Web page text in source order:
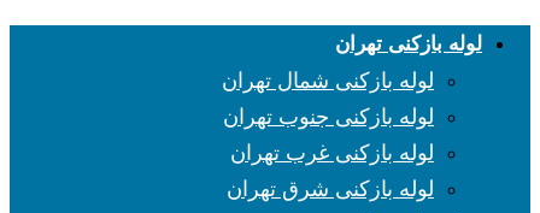
لوله بازکنی تهران
لوله بازکنی شمال تهران
لوله بازکنی جنوب تهران
لوله بازکنی غرب تهران
لوله بازکنی شرق تهران